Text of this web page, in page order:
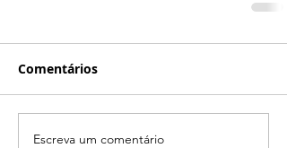
Comentários
Escreva um comentário